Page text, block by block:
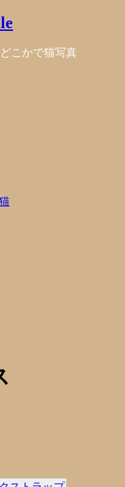
こかで猫写真